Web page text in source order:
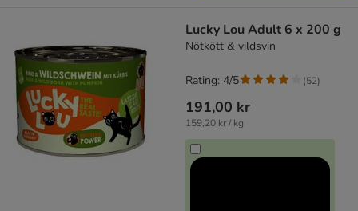
Lucky Lou Adult 6 x 200 g
Nötkött & vildsvin
191,00 kr
159,20 kr / kg
Rating: 4/5 (52)